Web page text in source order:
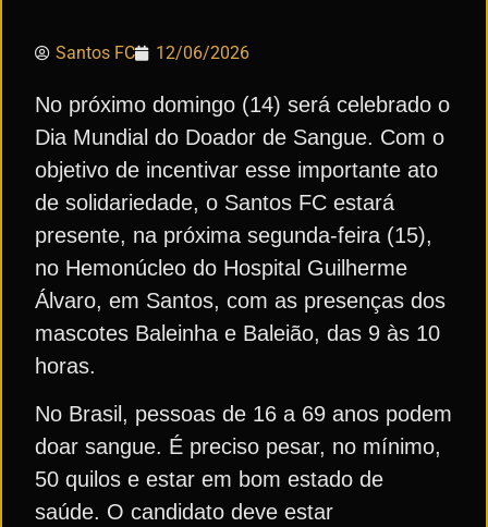
Santos FC 12/06/2026
No próximo domingo (14) será celebrado o
Dia Mundial do Doador de Sangue. Com o
objetivo de incentivar esse importante ato
de solidariedade, o Santos FC estará
presente, na próxima segunda-feira (15),
no Hemonúcleo do Hospital Guilherme
Álvaro, em Santos, com as presenças dos
mascotes Baleinha e Baleião, das 9 às 10
horas.
No Brasil, pessoas de 16 a 69 anos podem
doar sangue. É preciso pesar, no mínimo,
50 quilos e estar em bom estado de
saúde. O candidato deve estar